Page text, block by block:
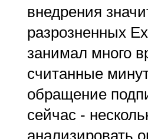
внедрения
разрозненных
занимал много
считанные
обращение
сейчас -
анализировать